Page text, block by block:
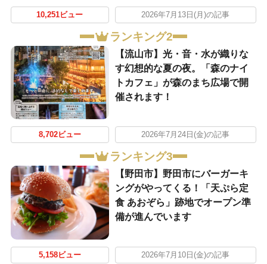
10,251ビュー 2026年7月13日(月)の記事
ランキング2
【流山市】光・音・水が織りな
す幻想的な夏の夜。「森のナイ
トカフェ」が森のまち広場で開
催されます！
8,702ビュー 2026年7月24日(金)の記事
ランキング3
【野田市】野田市にバーガーキ
ングがやってくる！「天ぷら定
食 あおぞら」跡地でオープン準
備が進んでいます
5,158ビュー 2026年7月10日(金)の記事